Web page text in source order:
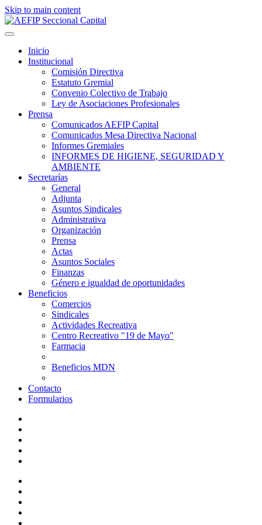
Skip to main content
Inicio
Institucional
Comisión Directiva
Estatuto Gremial
Convenio Colectivo de Trabajo
Ley de Asociaciones Profesionales
Prensa
Comunicados AEFIP Capital
Comunicados Mesa Directiva Nacional
Informes Gremiales
INFORMES DE HIGIENE, SEGURIDAD Y
AMBIENTE
Secretarías
General
Adjunta
Asuntos Sindicales
Administrativa
Organización
Prensa
Actas
Asuntos Sociales
Finanzas
Género e igualdad de oportunidades
Beneficios
Comercios
Sindicales
Actividades Recreativa
Centro Recreativo "19 de Mayo"
Farmacia
Beneficios MDN
Contacto
Formularios